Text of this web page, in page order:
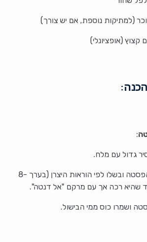
קצוץ (אופציונלי)
:
גדול עם מלח.
הוסיפו את הפסטה ובשלו לפי הוראות היצרן (בערך 8-
ושמרו כוס ממי הבישול.